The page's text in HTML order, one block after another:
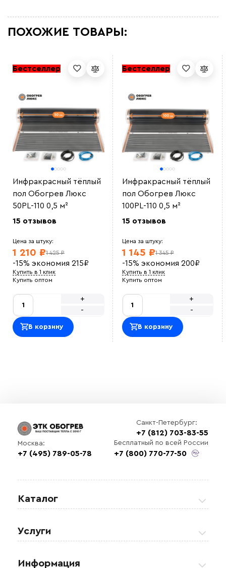
ПОХОЖИЕ ТОВАРЫ:
Бестселлер
Инфракрасный тёплый
пол Обогрев Люкс
50PL-110 0,5 м²
15 отзывов
Цена за штуку:
1 425 ₽
1 210 ₽
-15% экономия 215₽
Купить в 1 клик
Купить оптом
-
+
В корзину
Бестселлер
Инфракрасный тёплый
пол Обогрев Люкс
100PL-110 0,5 м²
15 отзывов
Цена за штуку:
1 345 ₽
1 145 ₽
-15% экономия 200₽
Купить в 1 клик
Купить оптом
-
+
В корзину
Санкт-Петербург:
+7 (812) 703-83-55
Москва:
+7 (495) 789-05-78
Бесплатный по всей России
+7 (800) 770-77-50
Каталог
Регулирующая аппаратура
Услуги
Информация